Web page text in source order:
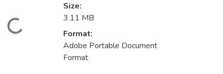
Loading...
Size:
3.11 MB
Format:
Adobe Portable Document
Format